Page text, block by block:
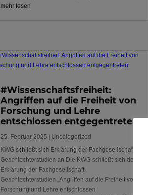
mehr lesen
#Wissenschaftsfreiheit:
Angriffen auf die Freiheit von
Forschung und Lehre
entschlossen entgegentreten
25. Februar 2025
Uncategorized
KWG schließt sich Erklärung der Fachgesellschaft
Geschlechterstudien an Die KWG schließt sich der
Erklärung der Fachgesellschaft
Geschlechterstudien „Angriffen auf die Freiheit von
Forschung und Lehre entschlossen